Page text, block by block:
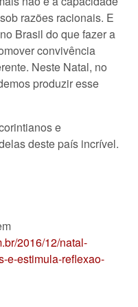
razões racionais. E
Brasil do que fazer a
convivência
Neste Natal, no
produzir esse
e
deste país incrível.
2016/12/natal-
e-estimula-reflexao-